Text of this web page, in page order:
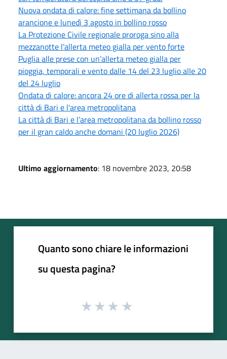
Nuova ondata di calore: fine settimana da bollino
arancione e lunedì 3 agosto in bollino rosso
La Protezione Civile regionale proroga sino alla
mezzanotte l’allerta meteo gialla per vento forte
Puglia alle prese con un’allerta meteo gialla per
pioggia, temporali e vento dalle 14 del 23 luglio alle 20
del 24 luglio
Ondata di calore: ancora 24 ore di allerta rossa per la
città di Bari e l'area metropolitana
La città di Bari e l’area metropolitana da bollino rosso
per il gran caldo anche domani (20 luglio 2026)
Ultimo aggiornamento: 18 novembre 2023, 20:58
Quanto sono chiare le informazioni
su questa pagina?